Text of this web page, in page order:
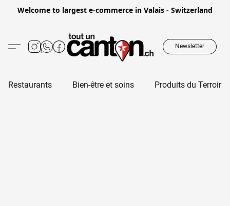
Welcome to largest e-commerce in Valais - Switzerland
Newsletter
Restaurants Bien-être et soins Produits du Terroir